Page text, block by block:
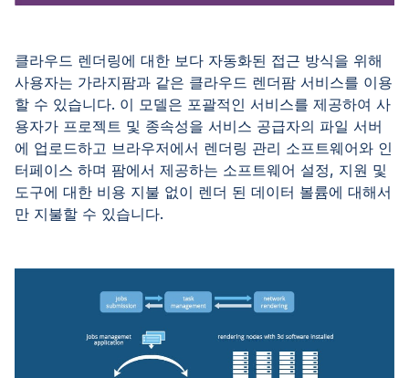
클라우드 렌더링에 대한 보다 자동화된 접근 방식을 위해
사용자는 가라지팜과 같은 클라우드 렌더팜 서비스를 이용
할 수 있습니다. 이 모델은 포괄적인 서비스를 제공하여 사
용자가 프로젝트 및 종속성을 서비스 공급자의 파일 서버
에 업로드하고 브라우저에서 렌더링 관리 소프트웨어와 인
터페이스 하며 팜에서 제공하는 소프트웨어 설정, 지원 및
도구에 대한 비용 지불 없이 렌더 된 데이터 볼륨에 대해서
만 지불할 수 있습니다.